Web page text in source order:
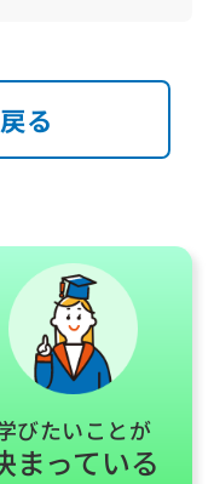
る
びたいことが
まっている